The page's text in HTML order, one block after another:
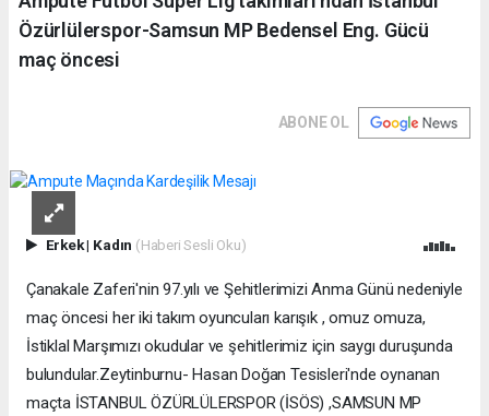
Özürlülerspor-Samsun MP Bedensel Eng. Gücü
maç öncesi
ABONE OL
Erkek| Kadın (Haberi Sesli Oku)
Çanakale Zaferi'nin 97.yılı ve Şehitlerimizi Anma Günü nedeniyle
maç öncesi her iki takım oyuncuları karışık , omuz omuza,
İstiklal Marşımızı okudular ve şehitlerimiz için saygı duruşunda
bulundular.Zeytinburnu- Hasan Doğan Tesisleri'nde oynanan
maçta İSTANBUL ÖZÜRLÜLERSPOR (İSÖS) ,SAMSUN MP